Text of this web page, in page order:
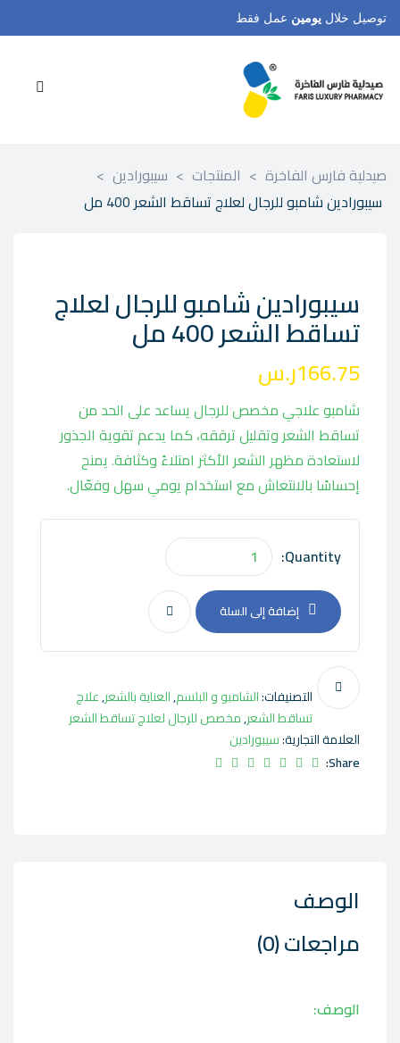
توصيل خلال يومين عمل فقط
صيدلية فارس الفاخرة > المنتجات > سيبورادين >
سيبورادين شامبو للرجال لعلاج تساقط الشعر 400 مل
سيبورادين شامبو للرجال لعلاج
تساقط الشعر 400 مل
166.75ر.س
شامبو علاجي مخصص للرجال يساعد على الحد من
تساقط الشعر وتقليل ترققه، كما يدعم تقوية الجذور
لاستعادة مظهر الشعر الأكثر امتلاءً وكثافة. يمنح
إحساسًا بالانتعاش مع استخدام يومي سهل وفعّال.
Quantity:
إضافة إلى السلة
التصنيفات:الشامبو و البلسم,العناية بالشعر,علاج
تساقط الشعر,مخصص للرجال لعلاج تساقط الشعر
العلامة التجارية:سيبورادين
Share:
الوصف
مراجعات (0)
الوصف: